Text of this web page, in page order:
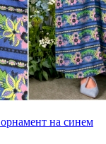
на синем